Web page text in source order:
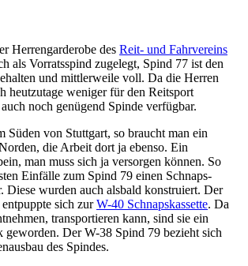
Herrengarderobe des Reit- und Fahrvereins
als Vorratsspind zugelegt, Spind 77 ist den
und mittlerweile voll. Da die Herren
heutzutage weniger für den Reitsport
noch genügend Spinde verfügbar.
Süden von Stuttgart, so braucht man ein
die Arbeit dort ja ebenso. Ein
man muss sich ja versorgen können. So
Einfälle zum Spind 79 einen Schnaps-
Diese wurden auch alsbald konstruiert. Der
entpuppte sich zurW-40 Schnapskassette. Da
transportieren kann, sind sie ein
geworden. Der W-38 Spind 79 bezieht sich
des Spindes.